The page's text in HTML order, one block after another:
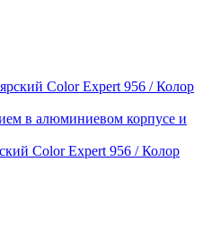
в алюминиевом корпусе и
Color Expert 956 / Колор